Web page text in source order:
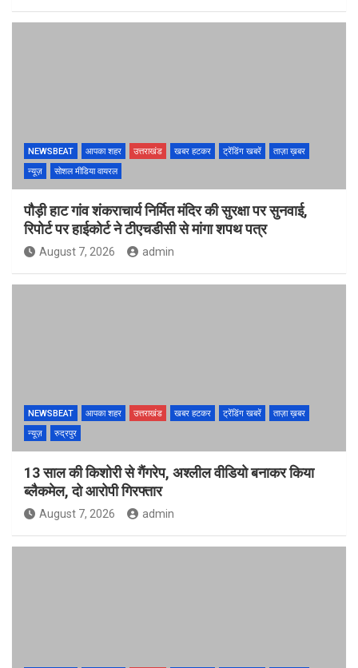
NEWSBEAT आपका शहर उत्तराखंड खबर हटकर ट्रेंडिंग खबरें
ताज़ा ख़बर
न्यूज़
सोशल मीडिया वायरल
पौड़ी हाट गांव शंकराचार्य निर्मित मंदिर की सुरक्षा पर सुनवाई,
रिपोर्ट पर हाईकोर्ट ने टीएचडीसी से मांगा शपथ पत्र
August 7, 2026 admin
NEWSBEAT आपका शहर उत्तराखंड खबर हटकर ट्रेंडिंग खबरें
ताज़ा ख़बर
न्यूज़
रुद्रपुर
13 साल की किशोरी से गैंगरेप, अश्लील वीडियो बनाकर किया
ब्लैकमेल, दो आरोपी गिरफ्तार
August 7, 2026 admin